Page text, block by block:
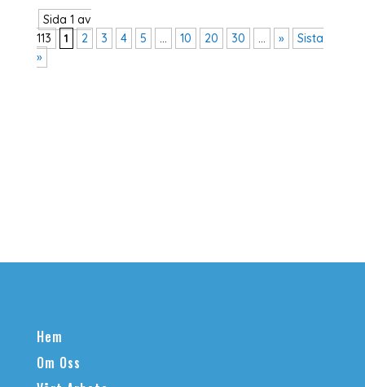
Sida 1 av
113
1 2 3 4 5 ... 10 20 30 ... »
Sista
»
Hem
Om Oss